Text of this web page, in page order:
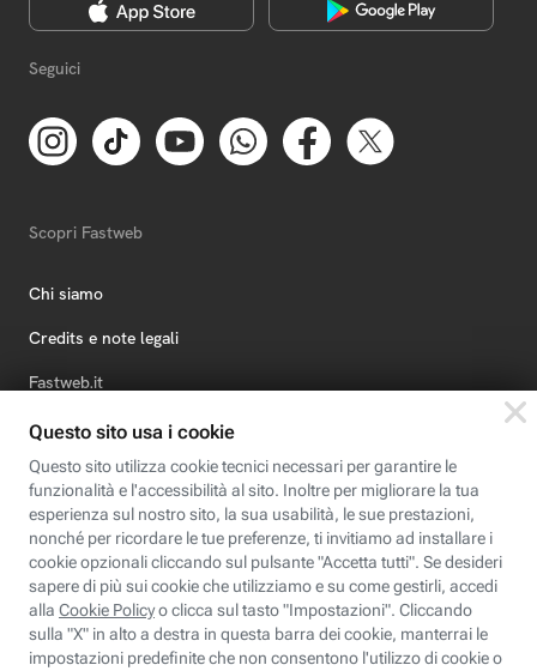
Seguici
Scopri Fastweb
Chi siamo
Credits e note legali
Fastweb.it
Formazione
Fastweb Digital Academy
STEP FuturAbility District